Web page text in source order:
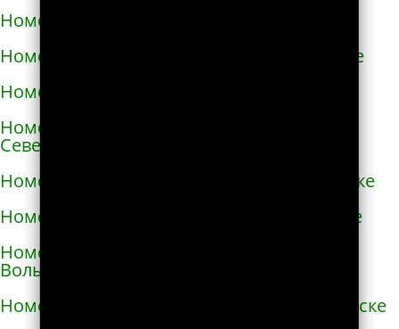
Номера телефонов такси в Никополе
Номера телефонов такси в Новой Каховке
Номера телефонов такси в Новой Одессе
Номера телефонов такси в Новгороде-
Северском
Номера телефонов такси в Новоалексеевке
Номера телефонов такси в Нововолынске
Номера телефонов такси в Новограде-
Волынском
Номера телефонов такси в Новоднестровске